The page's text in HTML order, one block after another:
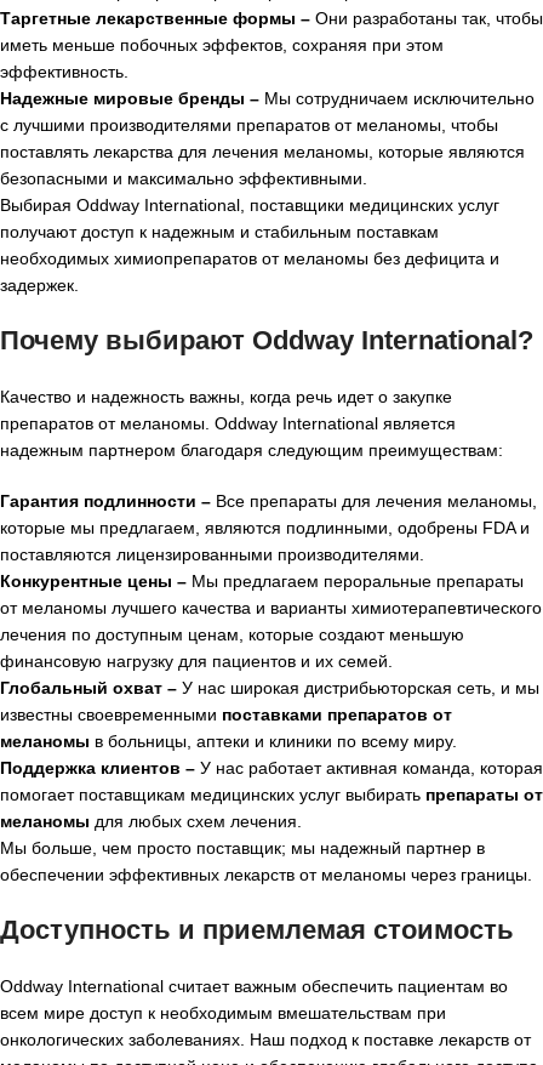
Таргетные лекарственные формы – Они разработаны так, чтобы
иметь меньше побочных эффектов, сохраняя при этом
эффективность.
Надежные мировые бренды – Мы сотрудничаем исключительно
с лучшими производителями препаратов от меланомы, чтобы
поставлять лекарства для лечения меланомы, которые являются
безопасными и максимально эффективными.
Выбирая Oddway International, поставщики медицинских услуг
получают доступ к надежным и стабильным поставкам
необходимых химиопрепаратов от меланомы без дефицита и
задержек.
Почему выбирают Oddway International?
Качество и надежность важны, когда речь идет о закупке
препаратов от меланомы. Oddway International является
надежным партнером благодаря следующим преимуществам:
Гарантия подлинности – Все препараты для лечения меланомы,
которые мы предлагаем, являются подлинными, одобрены FDA и
поставляются лицензированными производителями.
Конкурентные цены – Мы предлагаем пероральные препараты
от меланомы лучшего качества и варианты химиотерапевтического
лечения по доступным ценам, которые создают меньшую
финансовую нагрузку для пациентов и их семей.
Глобальный охват – У нас широкая дистрибьюторская сеть, и мы
известны своевременными поставками препаратов от
меланомы в больницы, аптеки и клиники по всему миру.
Поддержка клиентов – У нас работает активная команда, которая
помогает поставщикам медицинских услуг выбирать препараты от
меланомы для любых схем лечения.
Мы больше, чем просто поставщик; мы надежный партнер в
обеспечении эффективных лекарств от меланомы через границы.
Доступность и приемлемая стоимость
Oddway International считает важным обеспечить пациентам во
всем мире доступ к необходимым вмешательствам при
онкологических заболеваниях. Наш подход к поставке лекарств от